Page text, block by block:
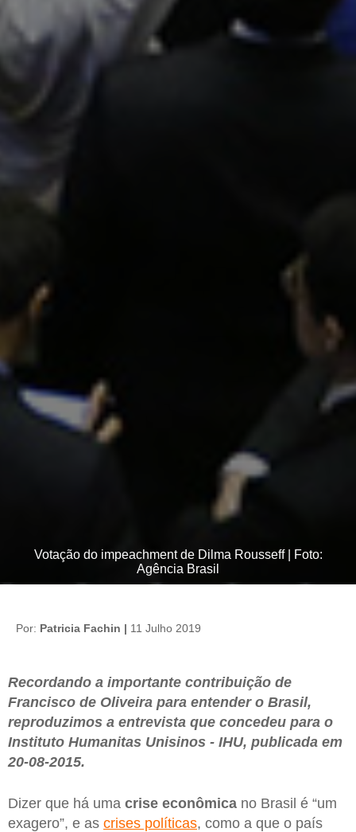
Votação do impeachment de Dilma Rousseff | Foto:
Agência Brasil
Por: Patricia Fachin | 11 Julho 2019
Recordando a importante contribuição de
Francisco de Oliveira para entender o Brasil,
reproduzimos a entrevista que concedeu para o
Instituto Humanitas Unisinos - IHU, publicada em
20-08-2015.
Dizer que há uma crise econômica no Brasil é “um
exagero”, e as crises políticas, como a que o país